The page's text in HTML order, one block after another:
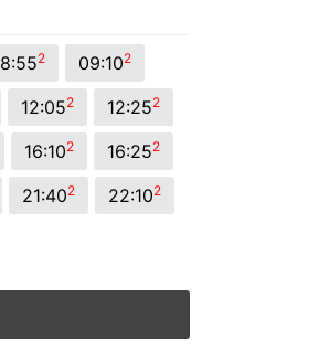
2 09:102
12:052 12:252
16:102 16:252
21:402 22:102